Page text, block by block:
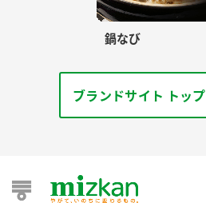
鍋なび
ブランドサイト トップ